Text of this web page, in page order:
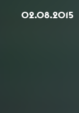
02.08.2015